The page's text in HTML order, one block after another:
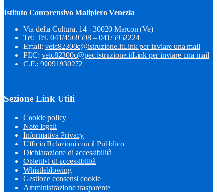
Istituto Comprensivo Malipiero Venezia
Via della Cultura, 14 - 30020 Marcon (Ve)
Tel: Tel. 041/4569598 – 041/5952224
Email: veic82300c@istruzione.itLink per inviare una mail
PEC: veic82300c@pec.istruzione.itLink per inviare una mail
C.F.: 90091930272
Sezione Link Utili
Cookie policy
Note legali
Informativa Privacy
Ufficio Relazioni con il Pubblico
Dichiarazione di accessibilità
Obiettivi di accessibilità
Whistleblowing
Gestione consensi cookie
Amministrazione trasparente